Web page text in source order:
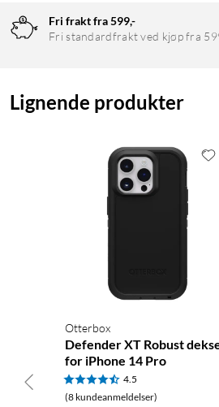
Fri frakt fra 599,-
Fri standardfrakt ved kjøp fra
Lignende produkter
Otterbox
Defender XT Robust
for iPhone 14 Pro
4.5
(8 kundeanmeldelser)